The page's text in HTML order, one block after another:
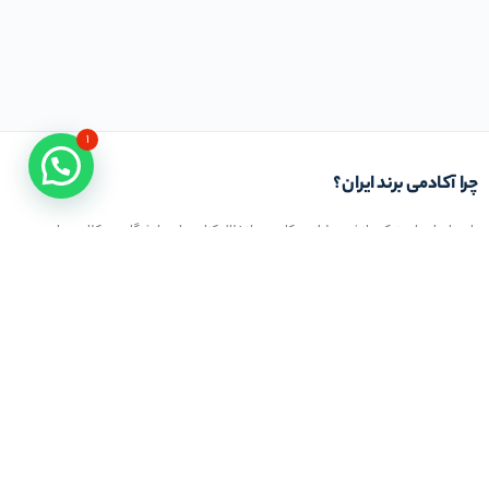
چرا آکادمی برند ایران؟
باور ما بر این است که دانش عملیاتی و کاربردی از خلال کتاب های دانشگاهی و کلاس های
۱